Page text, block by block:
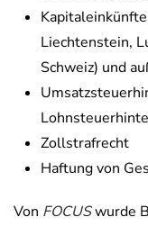
Liechtenstein,
Schweiz) und
Zollstrafrecht
Haftung von
Von FOCUSwurde